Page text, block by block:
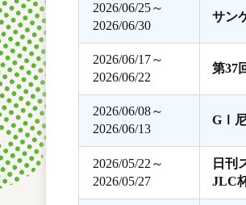
2026/06/25～
2026/06/30
サン
2026/06/17～
2026/06/22
第37
2026/06/08～
2026/06/13
GⅠ尼
2026/05/22～
2026/05/27
日刊
JLC